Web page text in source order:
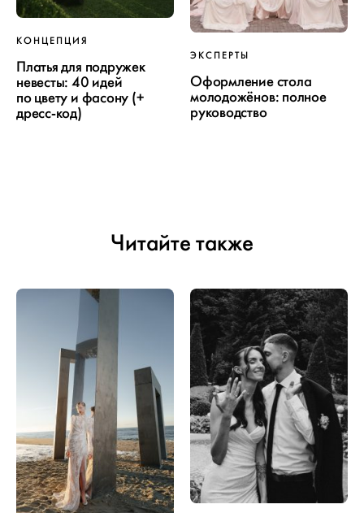
КОНЦЕПЦИЯ
Платья для подружек
невесты: 40 идей
по цвету и фасону (+
дресс-код)
ЭКСПЕРТЫ
Оформление стола
молодожёнов: полное
руководство
Читайте также